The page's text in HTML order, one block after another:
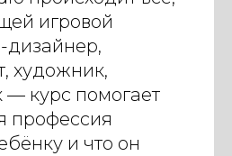
игровой
дизайнер,
художник,
— курс помогает
профессия
и что он